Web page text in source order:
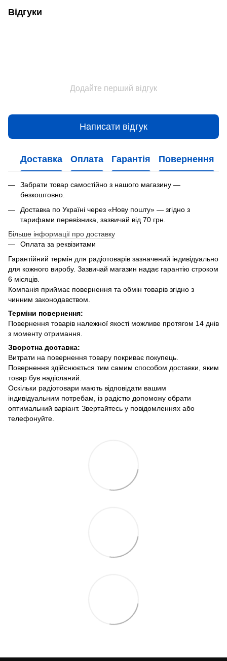
Відгуки
Додайте перший відгук
Написати відгук
Доставка Оплата Гарантія Повернення
Забрати товар самостійно з нашого магазину —
безкоштовно.
Доставка по Україні через «Нову пошту» — згідно з
тарифами перевізника, зазвичай від 70 грн.
Більше інформації про доставку
Оплата за реквізитами
Гарантійний термін для радіотоварів зазначений індивідуально
для кожного виробу. Зазвичай магазин надає гарантію строком
6 місяців.
Компанія приймає повернення та обмін товарів згідно з
чинним законодавством.
Терміни повернення:
Повернення товарів належної якості можливе протягом 14 днів
з моменту отримання.
Зворотна доставка:
Витрати на повернення товару покриває покупець.
Повернення здійснюється тим самим способом доставки, яким
товар був надісланий.
Оскільки радіотовари мають відповідати вашим
індивідуальним потребам, із радістю допоможу обрати
оптимальний варіант. Звертайтесь у повідомленнях або
телефонуйте.